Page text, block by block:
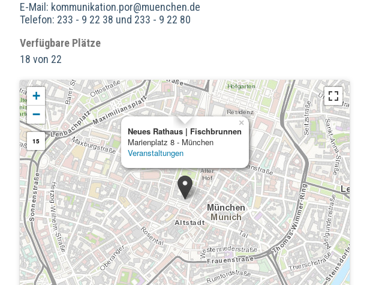
E-Mail: kommunikation.por@muenchen.de
Telefon: 233 - 9 22 38 und 233 - 9 22 80
Verfügbare Plätze
18 von 22
Neues Rathaus | Fischbrunnen
Marienplatz 8 - München
Veranstaltungen
×
+
−
15